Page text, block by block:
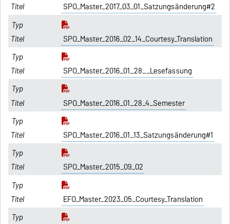
SPO_Master_2017_03_01_Satzungsänderung#2
SPO_Master_2016_02_14_Courtesy_Translation
SPO_Master_2016_01_28__Lesefassung
SPO_Master_2016_01_28_4_Semester
SPO_Master_2016_01_13_Satzungsänderung#1
SPO_Master_2015_09_02
EFO_Master_2023_05_Courtesy_Translation